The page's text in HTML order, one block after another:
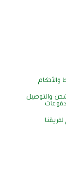
والأحكام
والتوصيل